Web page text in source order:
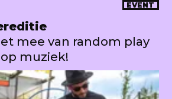
EVENT
mee van random play
muziek!